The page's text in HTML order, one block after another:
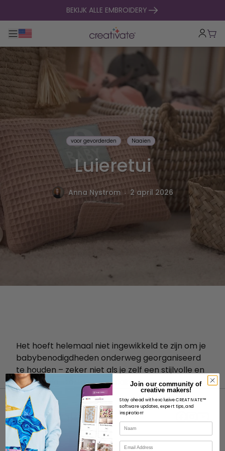
naar inhoud gaanBEKIJK ALLE EMBROIDERY
Toggle hoofdnavigatie
voor gevorderden Naaien
Luieretui
Anna Nystrom . 2 april 2026
Het hoeft helemaal niet ingewikkeld te zijn om je
babybenodigdheden onderweg georganiseerd
te houden – zeker niet als je zelf een stijlvolle en
praktische luiertas kunt maken!
OVER
Join our community of
creative makers!
Stay ahead with exclusive CREATIVATE™
software updates, expert tips, and
inspiration!
Naam
E-mail